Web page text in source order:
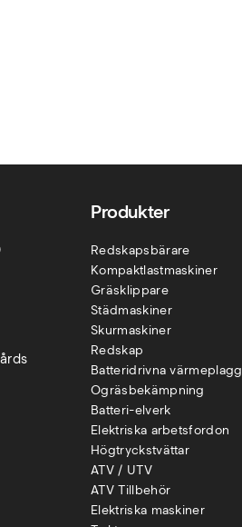
Produkter
Redskapsbärare
Kompaktlastmaskiner
Gräsklippare
Städmaskiner
Skurmaskiner
Redskap
Batteridrivna värmeplagg
Ogräsbekämpning
Batteri-elverk
Elektriska arbetsfordon
Högtryckstvättar
ATV / UTV
ATV Tillbehör
Elektriska maskiner